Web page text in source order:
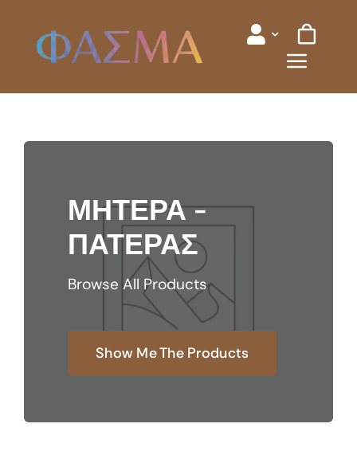
content
ΜΗΤΕΡΑ -
ΠΑΤΕΡΑΣ
Browse All Products
Show Me The Products